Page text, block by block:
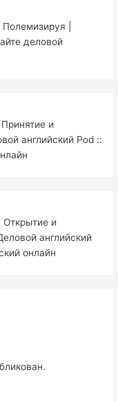
|
деловой
и
английский Pod ::
Открытие и
английский
онлайн